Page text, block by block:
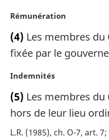
i
a
l
:
N
t
e
a
g
i
a
Rémunération
(4) Les membres
fixée par le
N
t
e
a
Indemnités
(5) Les membres
hors de leur lieu
L.R. (1985), ch. O-7, art. 7